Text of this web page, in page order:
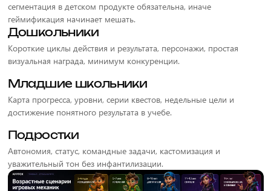
сегментация в детском продукте обязательна, иначе
геймификация начинает мешать.
Дошкольники
Короткие циклы действия и результата, персонажи, простая
визуальная награда, минимум конкуренции.
Младшие школьники
Карта прогресса, уровни, серии квестов, недельные цели и
достижение понятного результата в учебе.
Подростки
Автономия, статус, командные задачи, кастомизация и
уважительный тон без инфантилизации.